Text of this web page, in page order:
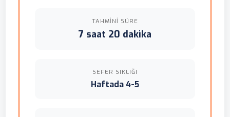
TAHMINI SÜRE
7 saat 20 dakika
SEFER SIKLIĞI
Haftada 4-5